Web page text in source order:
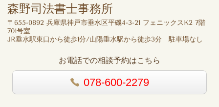
森野司法書士事務所
〒655-0892 兵庫県神戸市垂水区平磯4-3-21 フェニックスK2 7階
701号室
JR垂水駅東口から徒歩1分/山陽垂水駅から徒歩3分 駐車場なし
お電話での相談予約はこちら
078-600-2279